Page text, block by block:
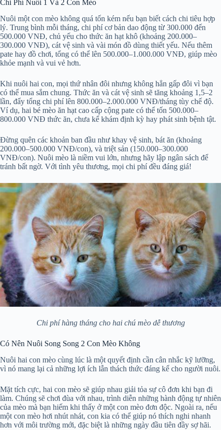
Chi Phí Nuôi 1 Và 2 Con Mèo
Nuôi một con mèo không quá tốn kém nếu bạn biết cách chi tiêu hợp
lý. Trung bình mỗi tháng, chi phí cơ bản dao động từ 300.000 đến
500.000 VNĐ, chủ yếu cho thức ăn hạt khô (khoảng 200.000–
300.000 VNĐ), cát vệ sinh và vài món đồ dùng thiết yếu. Nếu thêm
pate hay đồ chơi, tổng có thể lên 500.000–1.000.000 VNĐ, giúp mèo
khỏe mạnh và vui vẻ hơn.
Khi nuôi hai con, mọi thứ nhân đôi nhưng không hẳn gấp đôi vì bạn
có thể mua sắm chung. Thức ăn và cát vệ sinh sẽ tăng khoảng 1,5–2
lần, đẩy tổng chi phí lên 800.000–2.000.000 VNĐ/tháng tùy chế độ.
Ví dụ, hai bé mèo ăn hạt cao cấp cộng pate có thể tốn 500.000–
800.000 VNĐ thức ăn, chưa kể khám định kỳ hay phát sinh bệnh tật.
Đừng quên các khoản ban đầu như khay vệ sinh, bát ăn (khoảng
200.000–500.000 VNĐ/con), và triệt sản (150.000–300.000
VNĐ/con). Nuôi mèo là niềm vui lớn, nhưng hãy lập ngân sách để
tránh bất ngờ. Với tình yêu thương, mọi chi phí đều đáng giá!
Chi phí hàng tháng cho hai chú mèo dễ thương
Có Nên Nuôi Song Song 2 Con Mèo Không
Nuôi hai con mèo cùng lúc là một quyết định cần cân nhắc kỹ lưỡng,
vì nó mang lại cả những lợi ích lẫn thách thức đáng kể cho người nuôi.
Mặt tích cực, hai con mèo sẽ giúp nhau giải tỏa sự cô đơn khi bạn đi
làm. Chúng sẽ chơi đùa với nhau, trình diễn những hành động tự nhiên
của mèo mà bạn hiếm khi thấy ở một con mèo đơn độc. Ngoài ra, nếu
một con mèo hơi nhút nhát, con kia có thể giúp nó thích nghi nhanh
hơn với môi trường mới, đặc biệt là những ngày đầu tiên đầy sợ hãi.